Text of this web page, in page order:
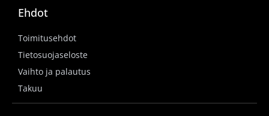
Ehdot
Toimitusehdot
Tietosuojaseloste
Vaihto ja palautus
Takuu